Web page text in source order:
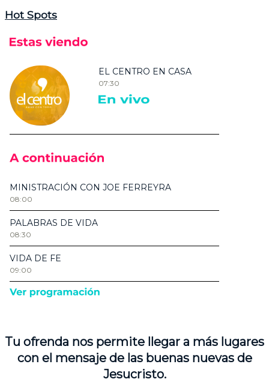
Hot Spots
Tu ofrenda nos permite llegar a más lugares
con el mensaje de las buenas nuevas de
Jesucristo.